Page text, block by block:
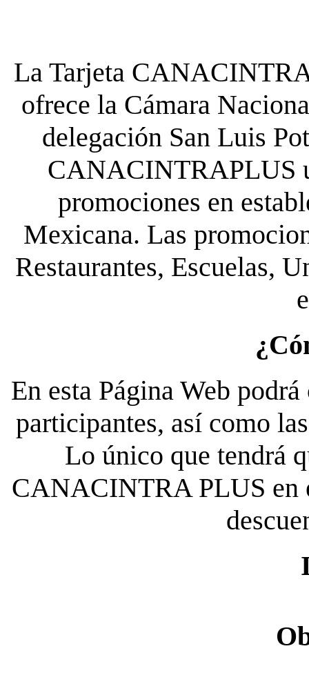
La Tarjeta
ofrece la Cámara
delegación San Luis
CANACINTRAPLUS
promociones en
Mexicana. Las
Restaurantes, Escuelas,
En esta Página Web
participantes, así como
Lo único que tendrá
CANACINTRA PLUS en